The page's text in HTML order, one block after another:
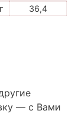
36,4
— с Вами